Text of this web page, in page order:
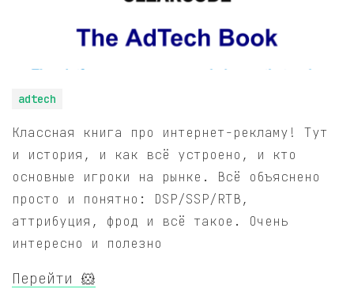
adtech
Классная книга про интернет-рекламу! Тут
и история, и как всё устроено, и кто
основные игроки на рынке. Всё объяснено
просто и понятно: DSP/SSP/RTB,
аттрибуция, фрод и всё такое. Очень
интересно и полезно
Перейти 🐹